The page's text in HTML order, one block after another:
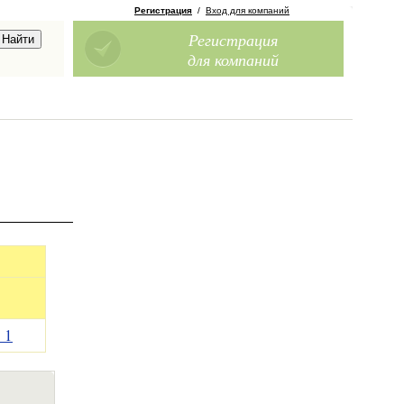
Регистрация / Вход для компаний
Регистрация
для компаний
1